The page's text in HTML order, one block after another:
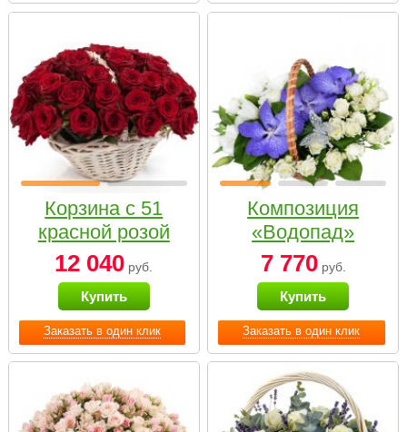
Заказать в один клик
Корзина с 51
красной розой
12 040 руб.
Купить
Заказать в один клик
Композиция
«Водопад»
7 770руб.
Купить